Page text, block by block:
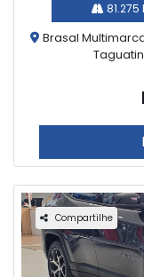
81.275
Brasal
Compartilhe